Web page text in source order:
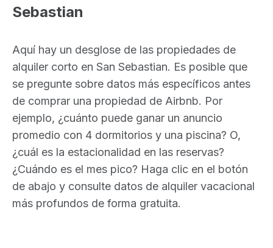
Sebastian
Aquí hay un desglose de las propiedades de
alquiler corto en San Sebastian. Es posible que
se pregunte sobre datos más específicos antes
de comprar una propiedad de Airbnb. Por
ejemplo, ¿cuánto puede ganar un anuncio
promedio con 4 dormitorios y una piscina? O,
¿cuál es la estacionalidad en las reservas?
¿Cuándo es el mes pico? Haga clic en el botón
de abajo y consulte datos de alquiler vacacional
más profundos de forma gratuita.